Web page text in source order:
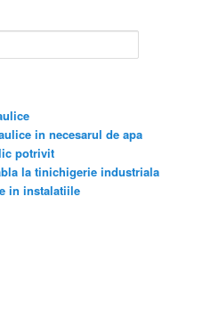
in necesarul de apa
potrivit
la tinichigerie industriala
in instalatiile